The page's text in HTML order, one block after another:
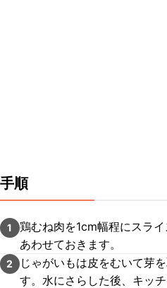
手順
1
鶏むね肉を1cm幅程にスラ
あわせておきます。
2
じゃがいもは皮をむいて芽
す。水にさらした後、キッ